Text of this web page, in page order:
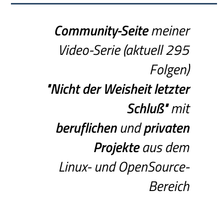
Community-Seitemeiner
Video-Serie (aktuell 295
Folgen)
"Nichtder Weisheitletzter
Schluß"mit
beruflichenundprivaten
Projekteaus dem
Linux- und OpenSource-
Bereich